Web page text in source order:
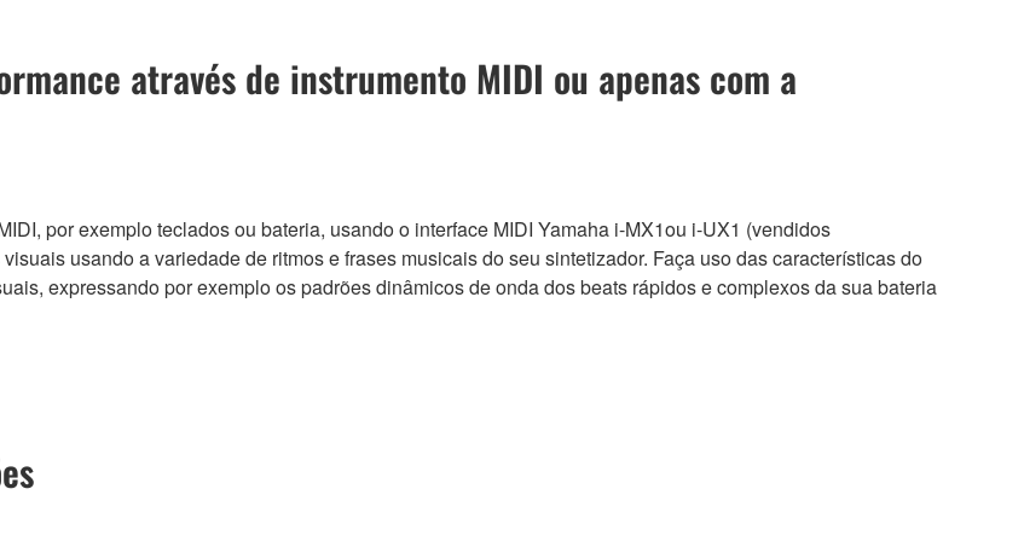
através de instrumento MIDI ou apenas com a
por exemplo teclados ou bateria, usando o interface MIDI Yamaha i-MX1ou i-UX1 (vendidos
usando a variedade de ritmos e frases musicais do seu sintetizador. Faça uso das características do
expressando por exemplo os padrões dinâmicos de onda dos beats rápidos e complexos da sua bateria